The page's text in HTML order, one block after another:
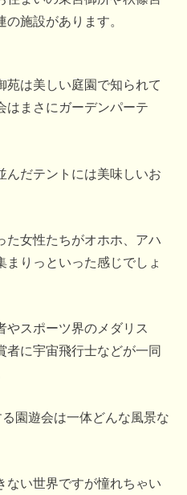
施設があります。
苑は美しい庭園で知られて
はまさにガーデンパーテ
んだテントには美味しいお
た女性たちがオホホ、アハ
りっといった感じでしょ
やスポーツ界のメダリス
者に宇宙飛行士などが一同
園遊会は一体どんな風景な
ない世界ですが憧れちゃい